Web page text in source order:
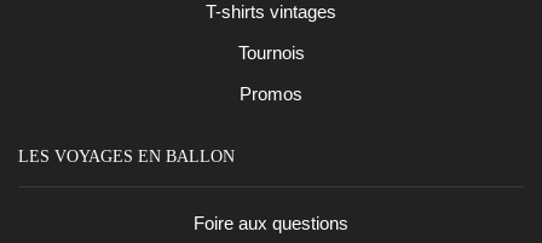
T-shirts vintages
Tournois
Promos
LES VOYAGES EN BALLON
Foire aux questions